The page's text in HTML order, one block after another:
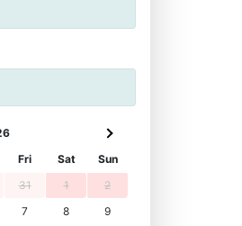
Fri Sat
Sun
31 1
2
7 8
9